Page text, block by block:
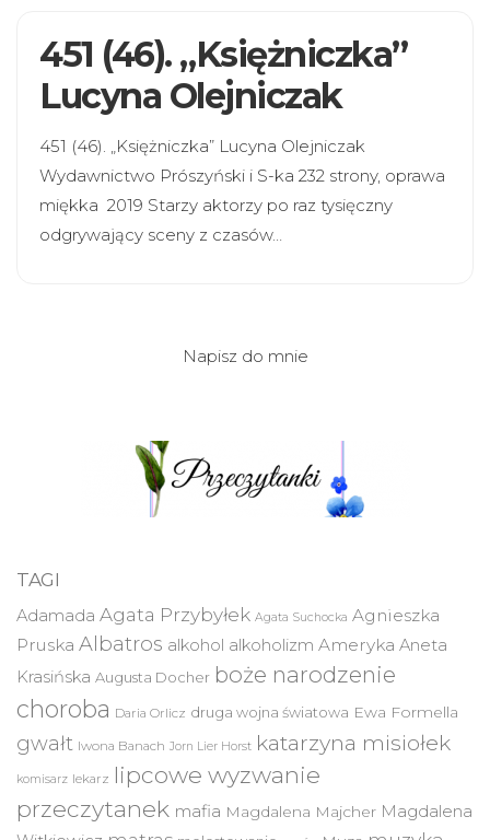
451 (46). „Księżniczka”
Lucyna Olejniczak
451 (46). „Księżniczka” Lucyna Olejniczak
Wydawnictwo Prószyński i S-ka 232 strony, oprawa
miękka 2019 Starzy aktorzy po raz tysięczny
odgrywający sceny z czasów…
Napisz do mnie
TAGI
Adamada Agata Przybyłek Agata Suchocka Agnieszka
Pruska Albatros alkohol alkoholizm Ameryka Aneta
Krasińska Augusta Docher boże narodzenie
choroba Daria Orlicz druga wojna światowa Ewa Formella
gwałt Iwona Banach Jorn Lier Horst katarzyna misiołek
komisarz lekarz lipcowe wyzwanie
przeczytanek mafia Magdalena Majcher Magdalena